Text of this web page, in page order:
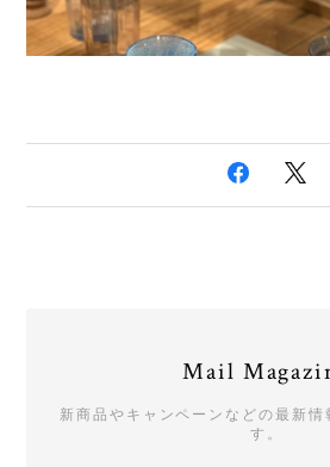
Mail
新商品やキャンペーンなどの最新情
す。